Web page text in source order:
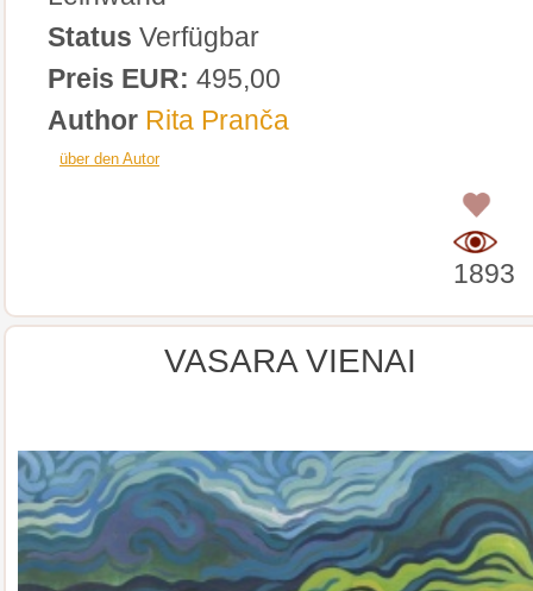
Status Verfügbar
Preis EUR: 495,00
Author Rita Pranča
über den Autor
1893
VASARA VIENAI